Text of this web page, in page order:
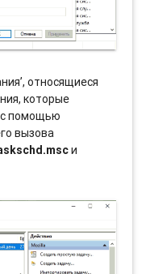
относящиеся
которые
с помощью
вызова
и